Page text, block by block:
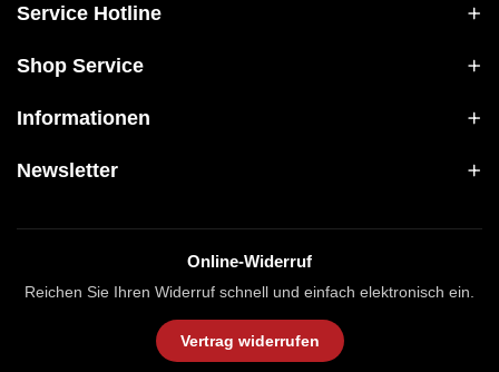
Service Hotline
Shop Service
Informationen
Newsletter
Online-Widerruf
Reichen Sie Ihren Widerruf schnell und einfach elektronisch ein.
Vertrag widerrufen